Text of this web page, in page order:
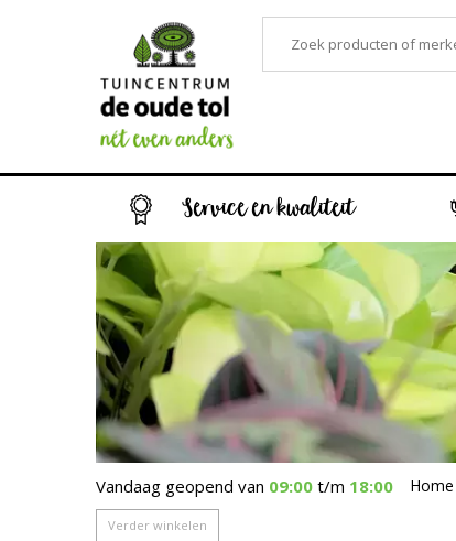
Service en kwaliteit
Vandaag geopend van 09:00 t/m 18:00 Home
Verder winkelen